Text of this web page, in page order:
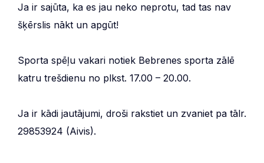
Ja ir sajūta, ka es jau neko neprotu, tad tas nav
šķērslis nākt un apgūt!
Sporta spēļu vakari notiek Bebrenes sporta zālē
katru trešdienu no plkst. 17.00 – 20.00.
Ja ir kādi jautājumi, droši rakstiet un zvaniet pa tālr.
29853924 (Aivis).